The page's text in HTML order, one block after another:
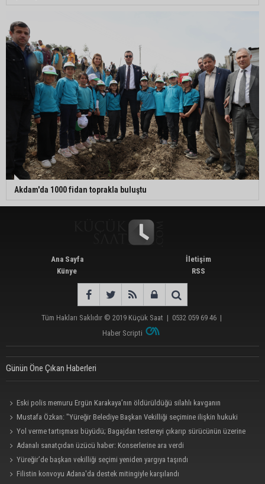
Akdam'da 1000 fidan toprakla buluştu
Ana Sayfa
Künye
İletişim
RSS
Tüm Hakları Saklıdır © 2019 Küçük Saat | 0532 059 69 46 |
Haber Scripti
Günün Öne Çıkan Haberleri
Eski polis memuru Ergün Karakaya’nın öldürüldüğü silahlı kavganın
görüntüleri ortaya çıktı
Mustafa Özkan: "Yüreğir Belediye Başkan Vekilliği seçimine ilişkin hukuki
süreç başlatıldı"
Yol verme tartışması büyüdü; Bagajdan testereyi çıkarıp sürücünün üzerine
yürüdü
Adanalı sanatçıdan üzücü haber: Konserlerine ara verdi
Yüreğir’de başkan vekilliği seçimi yeniden yargıya taşındı
Filistin konvoyu Adana'da destek mitingiyle karşılandı